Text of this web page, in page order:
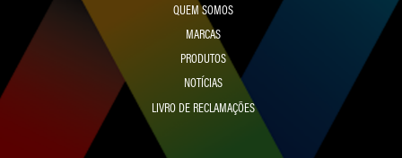
QUEM SOMOS
MARCAS
PRODUTOS
NOTÍCIAS
LIVRO DE RECLAMAÇÕES